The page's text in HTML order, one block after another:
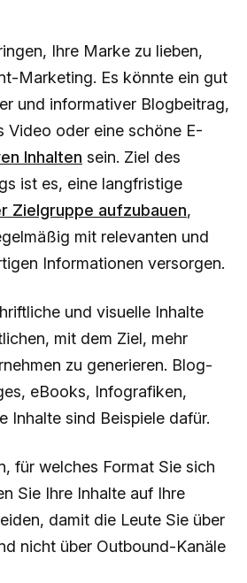
Ihre Marke zu lieben,
Marketing. Es könnte ein gut
und informativer Blogbeitrag,
Video oder eine schöne E-
Inhalten sein. Ziel des
ist es, eine langfristige
Zielgruppe aufzubauen,
mit relevanten und
Informationen versorgen.
und visuelle Inhalte
mit dem Ziel, mehr
zu generieren. Blog-
eBooks, Infografiken,
Inhalte sind Beispiele dafür.
für welches Format Sie sich
Sie Ihre Inhalte auf Ihre
damit die Leute Sie über
nicht über Outbound-Kanäle